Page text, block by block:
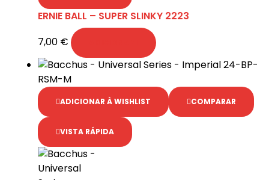
ERNIE BALL – SUPER SLINKY 2223
7,00 €
ADICIONAR À WISHLIST COMPARAR
VISTA RÁPIDA